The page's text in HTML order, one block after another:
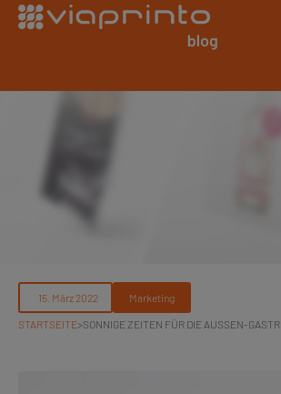
Marketing
STARTSEITE>SONNIGE ZEITEN FÜR DIE AUSSEN-GASTRO